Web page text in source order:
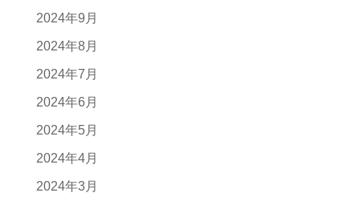
2024年9月
2024年8月
2024年7月
2024年6月
2024年5月
2024年4月
2024年3月